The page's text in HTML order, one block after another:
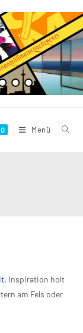
0 Menü
Inspiration holt
am Fels oder